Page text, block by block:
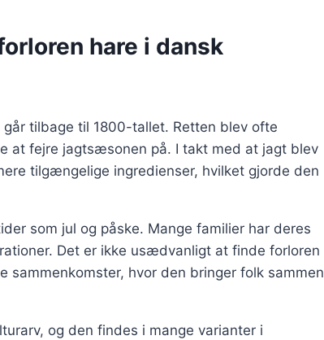
hare i dansk
tilbage til 1800-tallet. Retten blev ofte
at fejre jagtsæsonen på. I takt med at jagt blev
tilgængelige ingredienser, hvilket gjorde den
som jul og påske. Mange familier har deres
Det er ikke usædvanligt at finde forloren
sammenkomster, hvor den bringer folk sammen
og den findes i mange varianter i